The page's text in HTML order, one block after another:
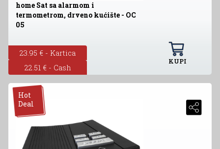
home Sat sa alarmom i
termometrom, drveno kućište - OC
05
23.95 € - Kartica
22.51 € - Cash
KUPI
Hot
Deal